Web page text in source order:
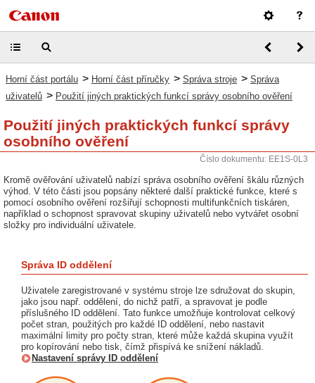
Horní část portálu > Horní část příručky > Správa stroje > Správa
uživatelů > Použití jiných praktických funkcí správy osobního ověření
Použití jiných praktických funkcí správy
osobního ověření
Číslo dokumentu: EE1S-0L3
Kromě ověřování uživatelů nabízí správa osobního ověření škálu různých
výhod. V této části jsou popsány některé další praktické funkce, které s
pomocí osobního ověření rozšiřují schopnosti multifunkčních tiskáren,
například o schopnost spravovat skupiny uživatelů nebo vytvářet osobní
složky pro individuální uživatele.
Správa ID oddělení
Uživatele zaregistrované v systému stroje lze sdružovat do skupin,
jako jsou např. oddělení, do nichž patří, a spravovat je podle
příslušného ID oddělení. Tato funkce umožňuje kontrolovat celkový
počet stran, použitých pro každé ID oddělení, nebo nastavit
maximální limity pro počty stran, které může každá skupina využít
pro kopírování nebo tisk, čímž přispívá ke snížení nákladů.
Nastavení správy ID oddělení